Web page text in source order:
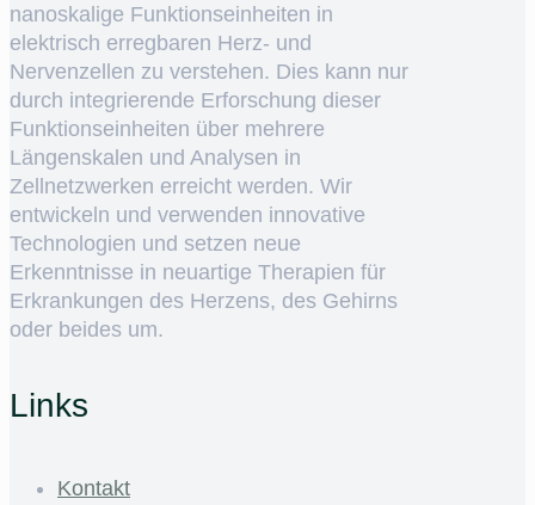
nanoskalige Funktionseinheiten in
elektrisch erregbaren Herz- und
Nervenzellen zu verstehen. Dies kann nur
durch integrierende Erforschung dieser
Funktionseinheiten über mehrere
Längenskalen und Analysen in
Zellnetzwerken erreicht werden. Wir
entwickeln und verwenden innovative
Technologien und setzen neue
Erkenntnisse in neuartige Therapien für
Erkrankungen des Herzens, des Gehirns
oder beides um.
Links
Kontakt